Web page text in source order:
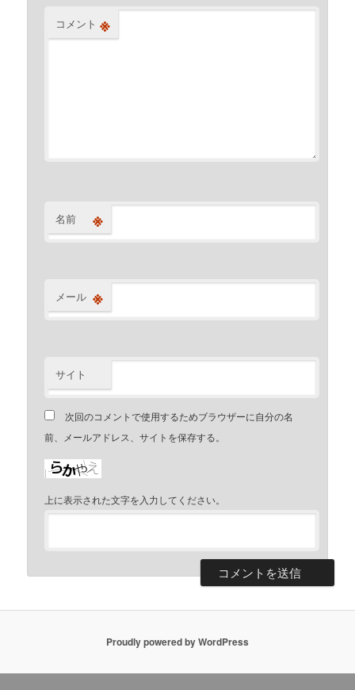
コメント ※
名前 ※
メール ※
サイト
次回のコメントで使用するためブラウザーに自分の名
前、メールアドレス、サイトを保存する。
上に表示された文字を入力してください。
Proudly powered by WordPress